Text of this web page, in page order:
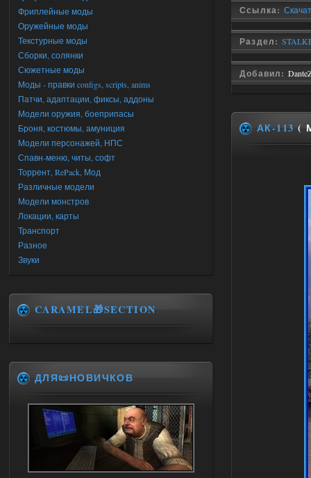
Ссылка:
Раздел:
Добавил:
АК-113 (
Фриплейные моды
Оружейные моды
Текстурные моды
Сборки, солянки
Сюжетные моды
Моды - правки configs, scripts, anims
Патчи, адаптации, фиксы, аддоны
Модели оружия, боеприпасы
Броня, костюмы, амуниция
Модели персонажей, НПС
Спавн-меню, читы, софт
Торрент, RePack, Мод
Различные модели
Модели монстров
Локации, карты
Транспорт
Разное
Звуки
CARAMEL🎁SECTION
ДЛЯ📜НОВИЧКОВ